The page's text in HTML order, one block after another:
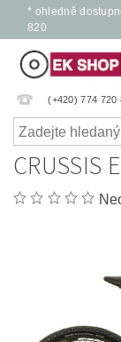
* ohledně
820
(+420) 774 720
CRUSSIS